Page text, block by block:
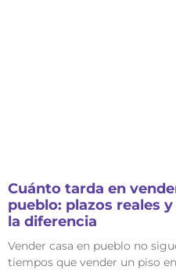
Cuánto tarda en
pueblo: plazos reales
la diferencia
Vender casa en pueblo no
tiempos que vender un piso